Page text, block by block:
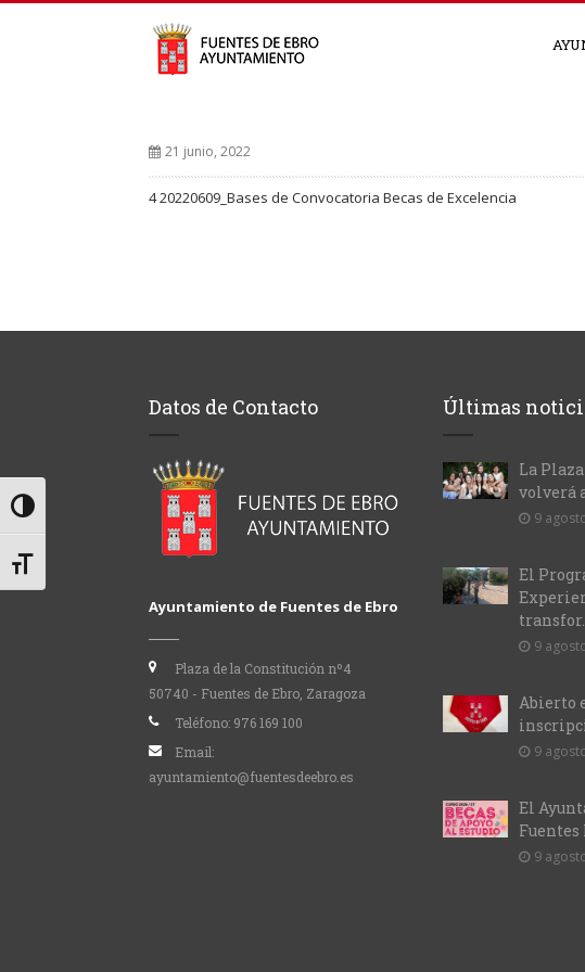
Alternar alto contraste
Alternar tamaño de letra
21 junio, 2022
4 20220609_Bases de Convocatoria Becas de Excelencia
Datos de Contacto
Ayuntamiento de Fuentes de Ebro
Plaza de la Constitución nº4
50740 - Fuentes de Ebro, Zaragoza
Teléfono: 976 169 100
Email:
ayuntamiento@fuentesdeebro.es
Últimas
La
volverá
9
El
9
Abierto
9
El
Fuentes
9